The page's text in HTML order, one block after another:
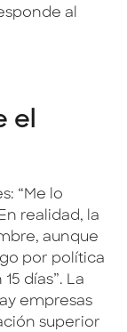
al
el
“Me lo
realidad, la
aunque
por política
días”. La
empresas
superior